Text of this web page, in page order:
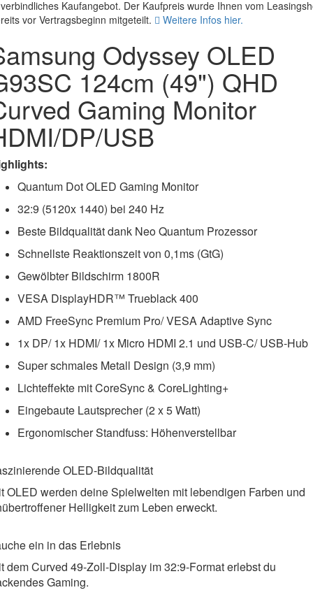
Kaufangebot. Der Kaufpreis wurde Ihnen vom
vor Vertragsbeginn mitgeteilt.
Weitere Infos hier.
Odyssey OLED
124cm (49") QHD
Gaming Monitor
DP/USB
Quantum Dot OLED Gaming Monitor
32:9 (5120x 1440) bei 240 Hz
Beste Bildqualität dank Neo Quantum Prozessor
Schnellste Reaktionszeit von 0,1ms (GtG)
Gewölbter Bildschirm 1800R
VESA DisplayHDR™ Trueblack 400
AMD FreeSync Premium Pro/ VESA Adaptive Sync
1x DP/ 1x HDMI/ 1x Micro HDMI 2.1 und USB-C/ USB-Hub
Super schmales Metall Design (3,9 mm)
Lichteffekte mit CoreSync & CoreLighting+
Eingebaute Lautsprecher (2 x 5 Watt)
Ergonomischer Standfuss: Höhenverstellbar
OLED-Bildqualität
OLED werden deine Spielwelten mit lebendigen Farben und
Helligkeit zum Leben erweckt.
ein in das Erlebnis
dem Curved 49-Zoll-Display im 32:9-Format erlebst du
Gaming.